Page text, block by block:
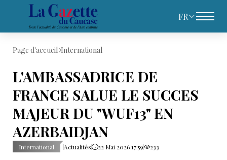
FR
Page d'accueil International
L'AMBASSADRICE DE
FRANCE SALUE LE SUCCES
MAJEUR DU "WUF13" EN
AZERBAIDJAN
International Actualités 22 Mai 2026 17:59 233